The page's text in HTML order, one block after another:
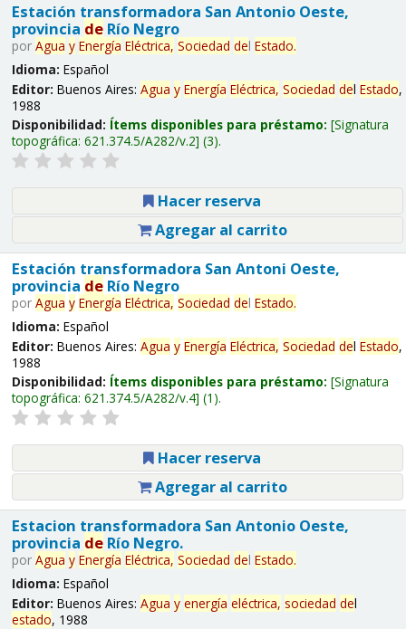
Estación transformadora San Antonio Oeste,
provincia deRío Negro
por Agua y Energía Eléctrica, Sociedad del Estado.
Idioma: Español
Editor: Buenos Aires: Agua y Energía Eléctrica, Sociedad del Estado,
1988
Disponibilidad: Ítems disponibles para préstamo: Signatura
topográfica: 621.374.5/A282/v.2 (3).
Hacer reserva
Agregar al carrito
Estación transformadora San Antoni Oeste,
provincia deRío Negro
por Agua y Energía Eléctrica, Sociedad del Estado.
Idioma: Español
Editor: Buenos Aires: Agua y Energía Eléctrica, Sociedad del Estado,
1988
Disponibilidad: Ítems disponibles para préstamo: Signatura
topográfica: 621.374.5/A282/v.4 (1).
Hacer reserva
Agregar al carrito
Estacion transformadora San Antonio Oeste,
provincia deRío Negro.
por Agua y Energía Eléctrica, Sociedad del Estado.
Idioma: Español
Editor: Buenos Aires: Agua y energía eléctrica, sociedad del
estado, 1988